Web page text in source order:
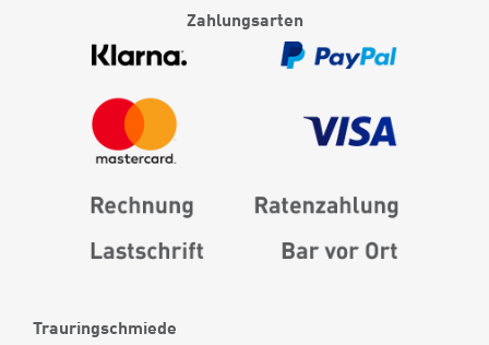
Trauringschmiede
Zahlungsarten